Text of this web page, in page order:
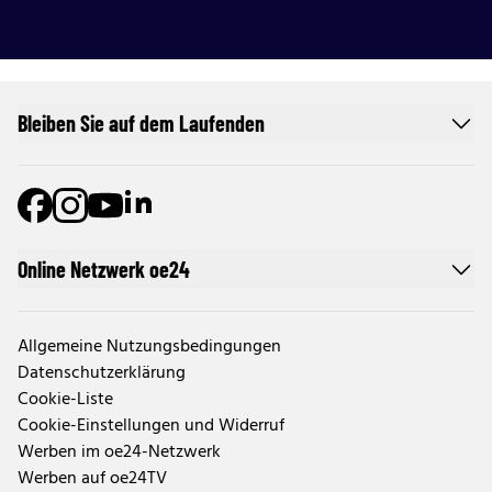
Online Netzwerk oe24
Allgemeine Nutzungsbedingungen
Datenschutzerklärung
Cookie-Liste
Cookie-Einstellungen und Widerruf
Werben im oe24-Netzwerk
Werben auf oe24TV
Bleiben Sie auf dem Laufenden